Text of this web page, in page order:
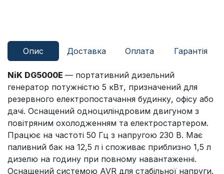
Опис Доставка Оплата Гарантія
NiK DG5000E — портативний дизельний
генератор потужністю 5 кВт, призначений для
резервного електропостачання будинку, офісу або
дачі. Оснащений одноциліндровим двигуном з
повітряним охолодженням та електростартером.
Працює на частоті 50 Гц з напругою 230 В. Має
паливний бак на 12,5 л і споживає приблизно 1,5 л
дизелю на годину при повному навантаженні.
Оснащений системою AVR для стабільної напруги.